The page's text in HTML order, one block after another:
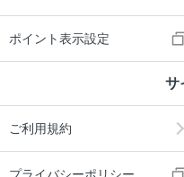
ポイント表示設定
サ
ご利用規約
プライバシーポリシー